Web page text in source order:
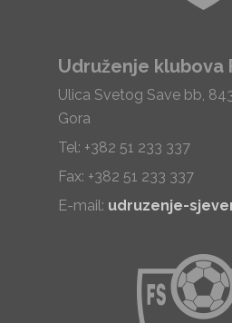
Udruženje klubova
Ulica Svetog Save bb,
Gora
Tel: +382 51 233 337
Fax: +382 51 233 337
E-mail: udruzenje-